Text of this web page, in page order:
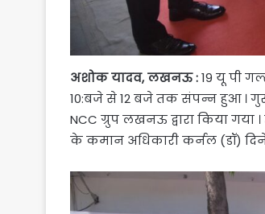
अशोक यादव, लखनऊ :19 यू पी
10:बजे से 12 बजे तक संपन्न हुआ ।
NCC ग्रुप लखनऊ द्वारा किया गया
के कमान अधिकारी कर्नल (डॉ)